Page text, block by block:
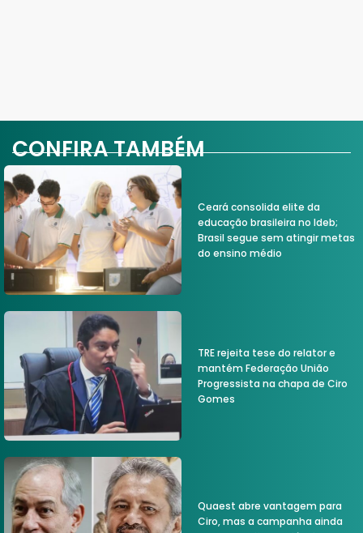
CONFIRA TAMBÉM
Ceará consolida elite da
educação brasileira no Ideb;
Brasil segue sem atingir metas
do ensino médio
TRE rejeita tese do relator e
mantém Federação União
Progressista na chapa de Ciro
Gomes
Quaest abre vantagem para
Ciro, mas a campanha ainda